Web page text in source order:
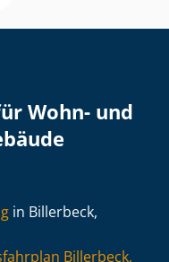
Wohn- und
in Billerbeck,
Billerbeck,